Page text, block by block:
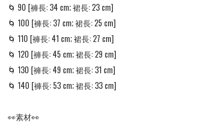
🌀 90 [褲長: 34 cm; 裙長: 23 cm]
🌀 100 [褲長: 37 cm; 裙長: 25 cm]
🌀 110 [褲長: 41 cm; 裙長: 27 cm]
🌀 120 [褲長: 45 cm; 裙長: 29 cm]
🌀 130 [褲長: 49 cm; 裙長: 31 cm]
🌀 140 [褲長: 53 cm; 裙長: 33 cm]
👀素材👀